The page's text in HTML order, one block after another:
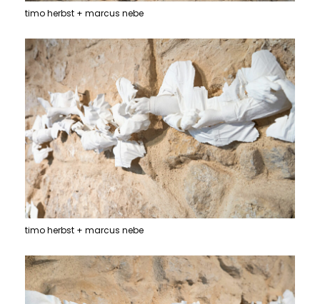
timo herbst + marcus nebe
timo herbst + marcus nebe